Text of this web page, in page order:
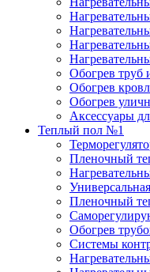
Обогрев труб
Обогрев
Обогрев
Аксессуары
Теплый пол №1
Пленочный
Пленочный
Обогрев
Системы